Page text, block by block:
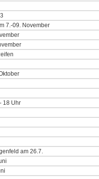
7.-09. November
18 Uhr
am 26.7.